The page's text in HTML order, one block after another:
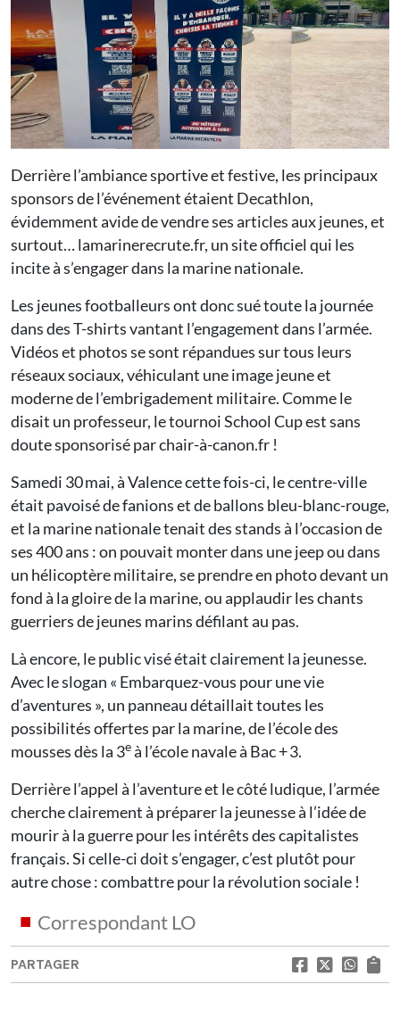
Derrière l’ambiance sportive et festive, les principaux
sponsors de l’événement étaient Decathlon,
évidemment avide de vendre ses articles aux jeunes, et
surtout… lamarinerecrute.fr, un site officiel qui les
incite à s’engager dans la marine nationale.
Les jeunes footballeurs ont donc sué toute la journée
dans des T-shirts vantant l’engagement dans l’armée.
Vidéos et photos se sont répandues sur tous leurs
réseaux sociaux, véhiculant une image jeune et
moderne de l’embrigadement militaire. Comme le
disait un professeur, le tournoi School Cup est sans
doute sponsorisé par chair-à-canon.fr !
Samedi 30 mai, à Valence cette fois-ci, le centre-ville
était pavoisé de fanions et de ballons bleu-blanc-rouge,
et la marine nationale tenait des stands à l’occasion de
ses 400 ans : on pouvait monter dans une jeep ou dans
un hélicoptère militaire, se prendre en photo devant un
fond à la gloire de la marine, ou applaudir les chants
guerriers de jeunes marins défilant au pas.
Là encore, le public visé était clairement la jeunesse.
Avec le slogan « Embarquez-vous pour une vie
d’aventures », un panneau détaillait toutes les
possibilités offertes par la marine, de l’école des
mousses dès la 3eà l’école navale à Bac + 3.
Derrière l’appel à l’aventure et le côté ludique, l’armée
cherche clairement à préparer la jeunesse à l’idée de
mourir à la guerre pour les intérêts des capitalistes
français. Si celle-ci doit s’engager, c’est plutôt pour
autre chose : combattre pour la révolution sociale !
Correspondant LO
PARTAGER